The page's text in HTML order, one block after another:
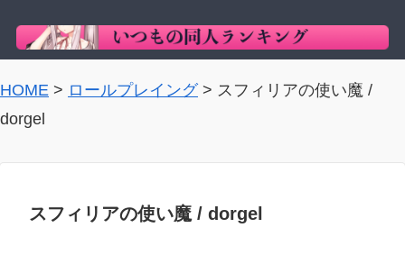
HOME > ロールプレイング> スフィリアの使い魔 /
dorgel
スフィリアの使い魔 / dorgel